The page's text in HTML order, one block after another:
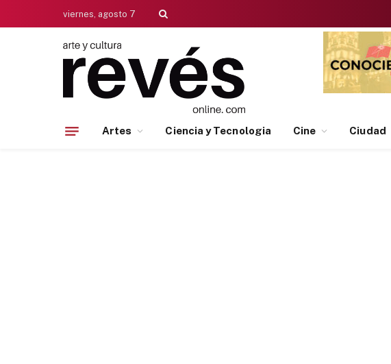
viernes, agosto 7
Artes Ciencia y Tecnologia Cine Ciudad